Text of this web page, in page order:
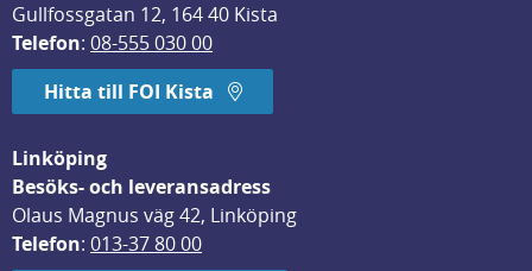
Gullfossgatan 12, 164 40 Kista
Telefon: 08-555 030 00
Hitta till FOI Kista
Linköping
Besöks- och leveransadress
Olaus Magnus väg 42, Linköping
Telefon: 013-37 80 00